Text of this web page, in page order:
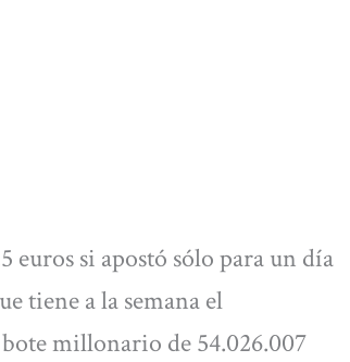
euros si apostó sólo para un día
tiene a la semana el
millonario de 54.026.007